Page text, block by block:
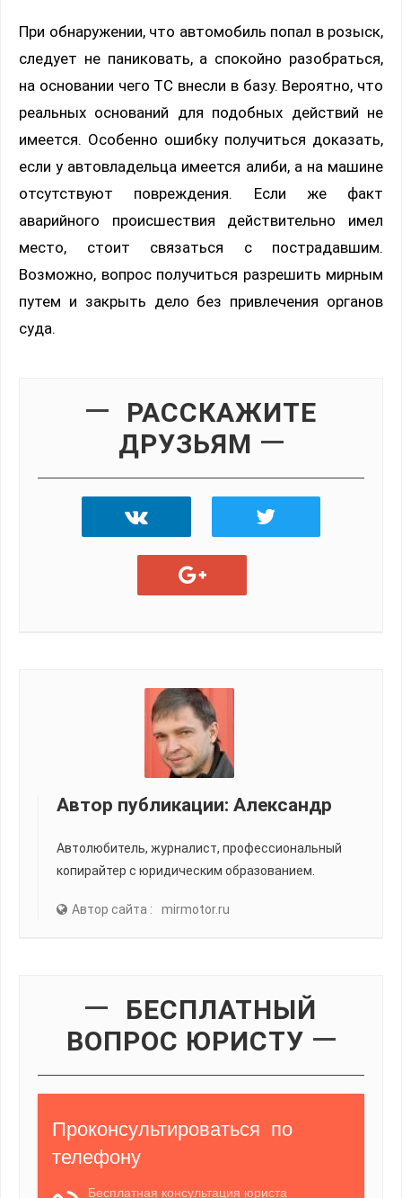
При обнаружении, что автомобиль попал в розыск,
следует не паниковать, а спокойно разобраться,
на основании чего ТС внесли в базу. Вероятно, что
реальных оснований для подобных действий не
имеется. Особенно ошибку получиться доказать,
если у автовладельца имеется алиби, а на машине
отсутствуют повреждения. Если же факт
аварийного происшествия действительно имел
место, стоит связаться с пострадавшим.
Возможно, вопрос получиться разрешить мирным
путем и закрыть дело без привлечения органов
суда.
РАССКАЖИТЕ
ДРУЗЬЯМ
Автор публикации: Александр
Автолюбитель, журналист, профессиональный
копирайтер с юридическим образованием.
Автор сайта : mirmotor.ru
БЕСПЛАТНЫЙ
ВОПРОС ЮРИСТУ